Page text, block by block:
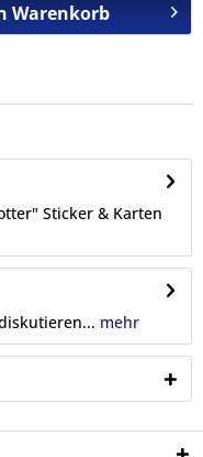
Warenkorb
Sticker & Karten
mehr